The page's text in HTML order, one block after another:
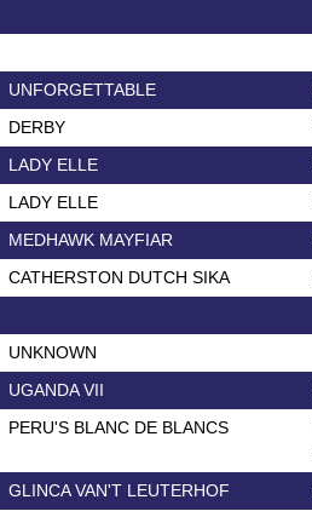
UNFORGETTABLE
DERBY
LADY ELLE
LADY ELLE
MEDHAWK MAYFIAR
CATHERSTON DUTCH SIKA
UNKNOWN
UGANDA VII
PERU'S BLANC DE BLANCS
GLINCA VAN'T LEUTERHOF